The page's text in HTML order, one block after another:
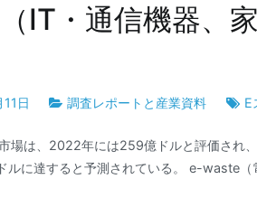
IT・通信機器、
日 調査レポートと産業資料 E
場は、2022年には259億ドルと評価され
ルに達すると予測されている。 e-waste